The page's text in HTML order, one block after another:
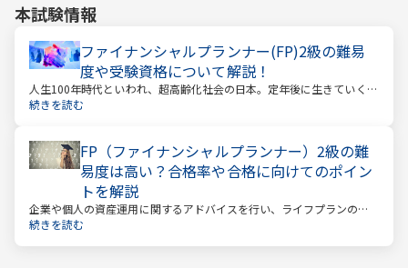
本試験情報
ファイナンシャルプランナー(FP)2級の難易
度や受験資格について解説！
人生100年時代といわれ、超高齢化社会の日本。定年後に生きていく時
間も当然長くなっています。今どんな年齢の人でも、安心して暮らし
続きを読む
FP（ファイナンシャルプランナー）2級の難
易度は高い？合格率や合格に向けてのポイン
トを解説
企業や個人の資産運用に関するアドバイスを行い、ライフプランの設
計を提案するファイナンシャルプランナー。
続きを読む